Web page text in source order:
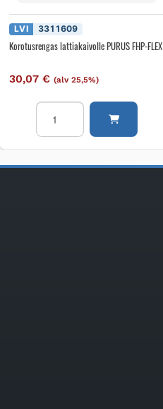
LVI 3311609
Korotusrengas lattiakaivolle PURUS FHP-FLEX
30,07€ (alv 25,5%)
Korotusrengas
lattiakaivolle
PURUS
FLEX